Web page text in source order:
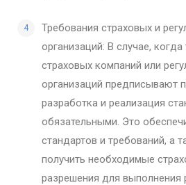
Требования страховых и
организаций: В случае, когда
страховых компаний или
организаций предписывают
разработка и реализация
обязательными. Это
стандартов и требований, а
получить необходимые
разрешения для выполнения